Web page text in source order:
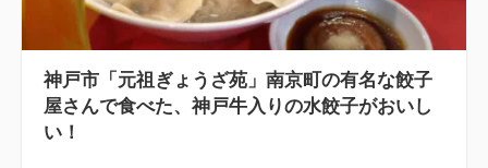
神戸市「元祖ぎょうざ苑」南京町の有名な餃子
屋さんで食べた、神戸牛入りの水餃子がおいし
い！